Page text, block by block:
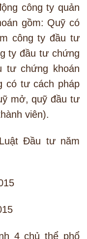
công ty quản
gồm: Quỹ có
công ty đầu tư
ty đầu tư chứng
tư chứng khoán
có tư cách pháp
mở, quỹ đầu tư
viên).
Đầu tư năm
4 chủ thể phổ